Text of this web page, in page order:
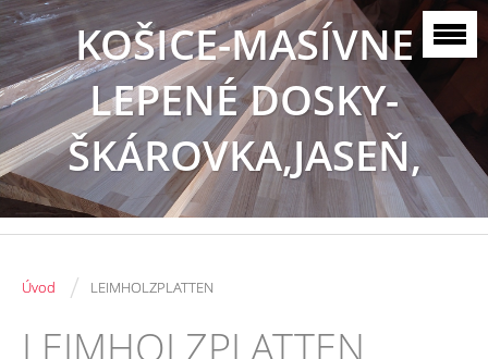
KOŠICE-MASÍVNE
LEPENÉ DOSKY-
ŠKÁROVKA,JASEŇ,
BUK, DUB
Úvod / LEIMHOLZPLATTEN
LEIMHOLZPLATTEN